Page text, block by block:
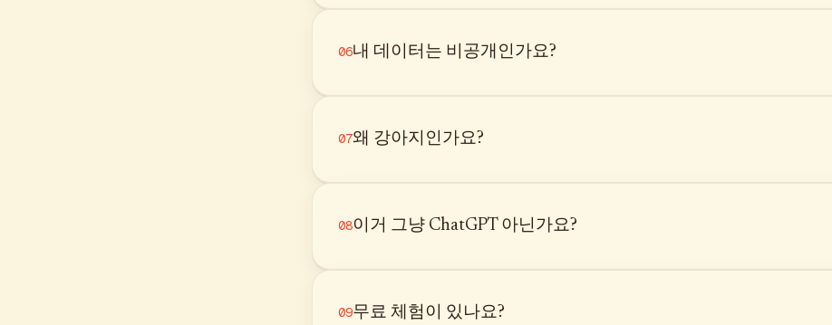
06내 데이터는 비공개인가요?
07왜 강아지인가요?
08이거 그냥 ChatGPT 아닌가요?
09무료 체험이 있나요?